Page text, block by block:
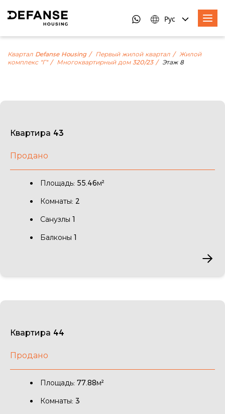
Рус
Квартал Defanse Housing Первый жилой квартал
Жилой
комплекс "Г"
Многоквартирный дом 320/23 Этаж 8
Квартира 43
Продано
Площадь: 55.46м²
Комнаты: 2
Санузлы 1
Балконы 1
Квартира 44
Продано
Площадь: 77.88м²
Комнаты: 3